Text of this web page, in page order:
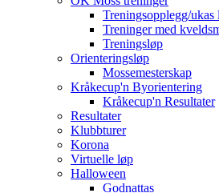
Treningsopplegg/ukas
Treninger med
Treningsløp
Orienteringsløp
Mossemesterskap
Kråkecup'n Byorientering
Kråkecup'n Resultater
Resultater
Klubbturer
Korona
Virtuelle løp
Halloween
Godnattas